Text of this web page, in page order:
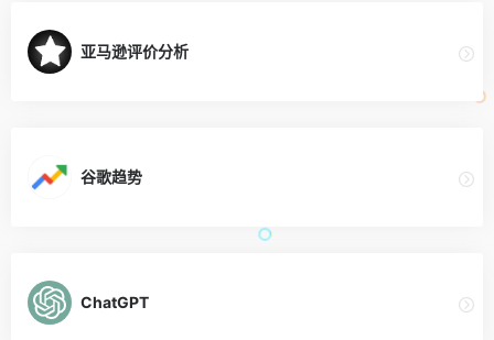
亚马逊评价分析
谷歌趋势
ChatGPT